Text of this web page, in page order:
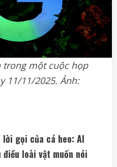
trong một cuộc họp
11/11/2025. Ảnh:
gọi của cá heo: AI
loài vật muốn nói